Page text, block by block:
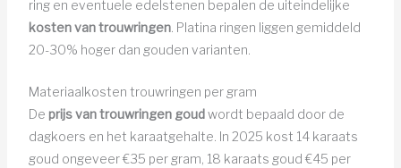
ring en eventuele edelstenen bepalen de uiteindelijke
kosten van trouwringen. Platina ringen liggen gemiddeld
20-30% hoger dan gouden varianten.
Materiaalkosten trouwringen per gram
De prijs van trouwringen goudwordt bepaald door de
dagkoers en het karaatgehalte. In 2025 kost 14 karaats
goud ongeveer €35 per gram, 18 karaats goud €45 per